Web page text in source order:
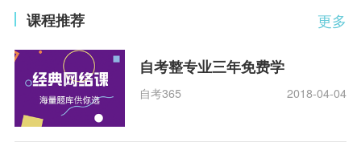
更多
课程推荐
自考整专业三年免费学
自考365 2018-04-04